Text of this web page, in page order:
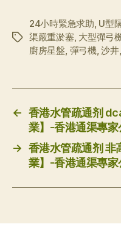
标
24小時緊急求助 U型
渠嚴重淤塞, 大型彈弓
廚房星盤 彈弓機,沙井
← 香港水管疏通剂
業】-香港通渠專
→ 香港水管疏通剂 非
業】-香港通渠專